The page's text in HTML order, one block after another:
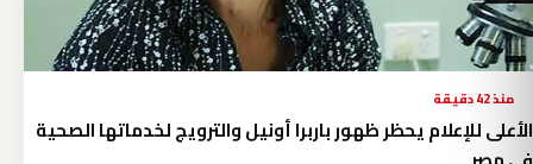
منذ 42 دقيقة
الأعلى للإعلام يحظر ظهور باربرا أونيل والترويج لخدماتها الصحية